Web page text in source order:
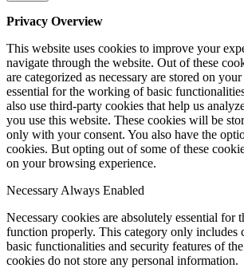
Privacy Overview
This website uses cookies to improve your
navigate through the website. Out of these
are categorized as necessary are stored on
essential for the working of basic
also use third-party cookies that help us
you use this website. These cookies will be
only with your consent. You also have the
cookies. But opting out of some of these
on your browsing experience.
Necessary Always Enabled
Necessary cookies are absolutely essential for
function properly. This category only includes
basic functionalities and security features of
cookies do not store any personal information.